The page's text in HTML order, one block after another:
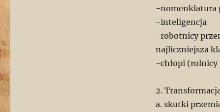
-nomenklatura
-inteligencja
-robotnicy
najliczniejsza
-chłopi
2.
a. skutki